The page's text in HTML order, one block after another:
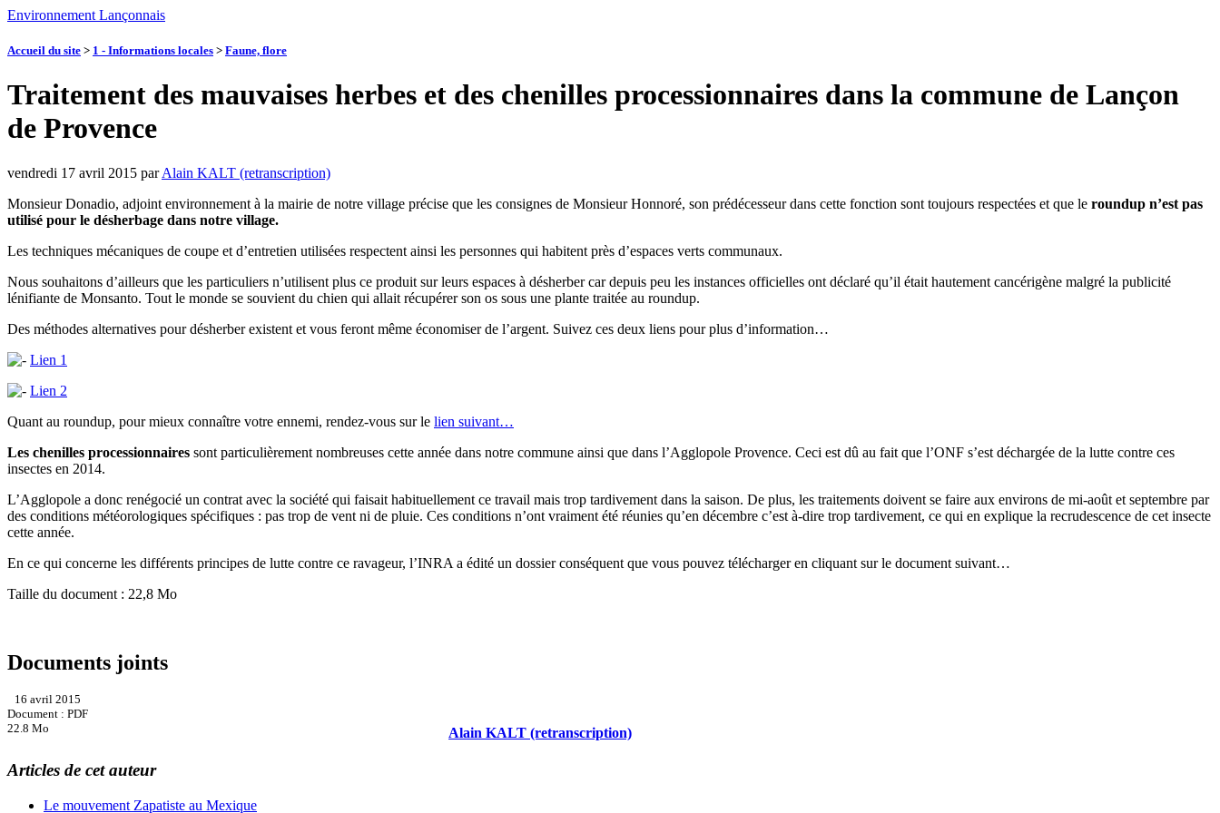
Environnement Lançonnais
Accueil du site > 1 - Informations locales > Faune, flore
Traitement des mauvaises herbes et des chenilles processionnaires dans la commune de Lançon
de Provence
vendredi 17 avril 2015 parAlain KALT (retranscription)
Monsieur Donadio, adjoint environnement à la mairie de notre village précise que les consignes de Monsieur Honnoré, son prédécesseur dans cette fonction sont toujours respectées et que le roundup n’est pas
utilisé pour le désherbage dans notre village.
Les techniques mécaniques de coupe et d’entretien utilisées respectent ainsi les personnes qui habitent près d’espaces verts communaux.
Nous souhaitons d’ailleurs que les particuliers n’utilisent plus ce produit sur leurs espaces à désherber car depuis peu les instances officielles ont déclaré qu’il était hautement cancérigène malgré la publicité
lénifiante de Monsanto. Tout le monde se souvient du chien qui allait récupérer son os sous une plante traitée au roundup.
Des méthodes alternatives pour désherber existent et vous feront même économiser de l’argent. Suivez ces deux liens pour plus d’information…
Lien 1
Lien 2
Quant au roundup, pour mieux connaître votre ennemi, rendez-vous sur le lien suivant…
Les chenilles processionnaires sont particulièrement nombreuses cette année dans notre commune ainsi que dans l’Agglopole Provence. Ceci est dû au fait que l’ONF s’est déchargée de la lutte contre ces
insectes en 2014.
L’Agglopole a donc renégocié un contrat avec la société qui faisait habituellement ce travail mais trop tardivement dans la saison. De plus, les traitements doivent se faire aux environs de mi-août et septembre par
des conditions météorologiques spécifiques : pas trop de vent ni de pluie. Ces conditions n’ont vraiment été réunies qu’en décembre c’est à-dire trop tardivement, ce qui en explique la recrudescence de cet insecte
cette année.
En ce qui concerne les différents principes de lutte contre ce ravageur, l’INRA a édité un dossier conséquent que vous pouvez télécharger en cliquant sur le document suivant…
Taille du document : 22,8 Mo
Documents joints
16 avril 2015
Document : PDF
22.8 Mo
Alain KALT (retranscription)
Articles de cet auteur
Le mouvement Zapatiste au Mexique